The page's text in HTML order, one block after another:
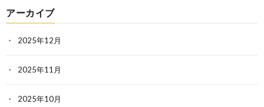
アーカイブ
2025年12月
2025年11月
2025年10月